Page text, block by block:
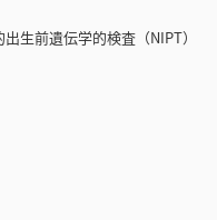
前遺伝学的検査（NIPT）